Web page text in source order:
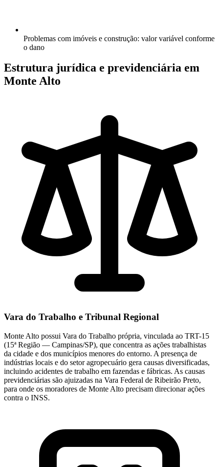
Problemas com imóveis e construção: valor variável conforme
o dano
Estrutura jurídica e previdenciária em
Monte Alto
Vara do Trabalho e Tribunal Regional
Monte Alto possui Vara do Trabalho própria, vinculada ao TRT-15
(15ª Região — Campinas/SP), que concentra as ações trabalhistas
da cidade e dos municípios menores do entorno. A presença de
indústrias locais e do setor agropecuário gera causas diversificadas,
incluindo acidentes de trabalho em fazendas e fábricas. As causas
previdenciárias são ajuizadas na Vara Federal de Ribeirão Preto,
para onde os moradores de Monte Alto precisam direcionar ações
contra o INSS.